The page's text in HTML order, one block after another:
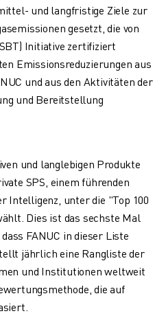
& PAKET
UND -GEWINDESCHNEIDEN
und langfristige Ziele zur
gesetzt, die von
Initiative zertifiziert
Emissionsreduzierungen aus
und aus den Aktivitäten der
und Bereitstellung
und langlebigen Produkte
SPS, einem führenden
Intelligenz, unter die "Top 100
Dies ist das sechste Mal
FANUC in dieser Liste
jährlich eine Rangliste der
und Institutionen weltweit
die auf